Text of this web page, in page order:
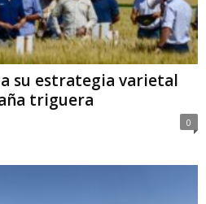
su estrategia varietal
triguera
0